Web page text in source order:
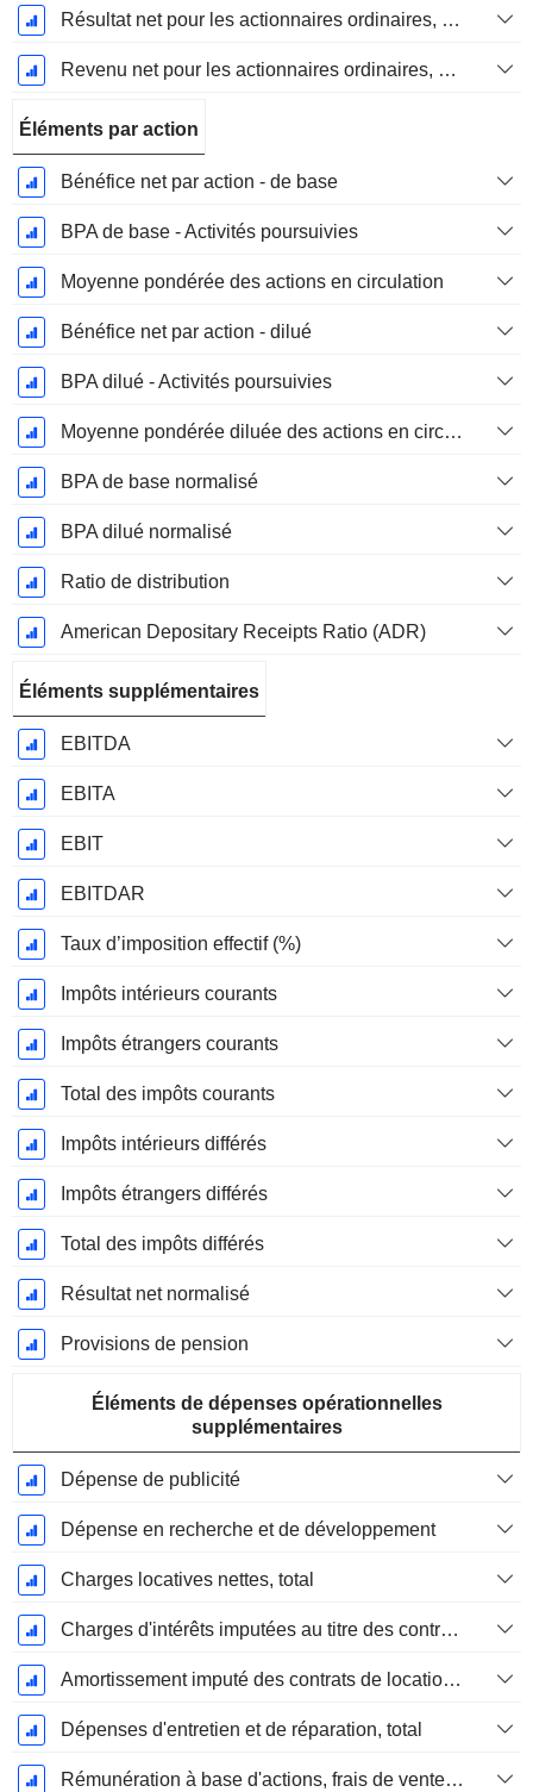
Résultat net pour les actionnaires ordinaires, éléments exceptionnels inclus.
Revenu net pour les actionnaires ordinaires, hors éléments exceptionnelsRésultat net pour les actionnaires ordinaires, éléments exceptionnels exclus.
Éléments par action
Bénéfice net par action - de base
BPA de base - Activités poursuivies
Moyenne pondérée des actions en circulation
Bénéfice net par action - dilué
BPA dilué - Activités poursuivies
Moyenne pondérée diluée des actions en circulation
BPA de base normalisé
BPA dilué normalisé
Ratio de distribution
American Depositary Receipts Ratio (ADR)
Éléments supplémentaires
EBITDA
EBITA
EBIT
EBITDAR
Taux d’imposition effectif (%)
Impôts intérieurs courants
Impôts étrangers courants
Total des impôts courants
Impôts intérieurs différés
Impôts étrangers différés
Total des impôts différés
Résultat net normalisé
Provisions de pension
Éléments de dépenses opérationnelles
supplémentaires
Dépense de publicité
Dépense en recherche et de développement
Charges locatives nettes, total
Charges d'intérêts imputées au titre des contrats de location
Amortissement imputé des contrats de location simple
Dépenses d'entretien et de réparation, total
Rémunération à base d'actions, frais de vente et d'administration (total)